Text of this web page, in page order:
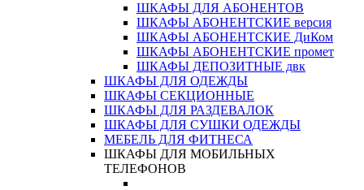
ШКАФЫ ДЛЯ АБОНЕНТОВ
ШКАФЫ АБОНЕНТСКИЕ версия
ШКАФЫ АБОНЕНТСКИЕ ДиКом
ШКАФЫ АБОНЕНТСКИЕ промет
ШКАФЫ ДЕПОЗИТНЫЕ двк
ШКАФЫ ДЛЯ ОДЕЖДЫ
ШКАФЫ СЕКЦИОННЫЕ
ШКАФЫ ДЛЯ РАЗДЕВАЛОК
ШКАФЫ ДЛЯ СУШКИ ОДЕЖДЫ
МЕБЕЛЬ ДЛЯ ФИТНЕСА
ШКАФЫ ДЛЯ МОБИЛЬНЫХ
ТЕЛЕФОНОВ